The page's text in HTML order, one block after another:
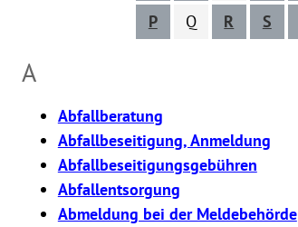
P
Q R S
A
Abfallberatung
Abfallbeseitigung, Anmeldung
Abfallbeseitigungsgebühren
Abfallentsorgung
Abmeldung bei der Meldebehörde